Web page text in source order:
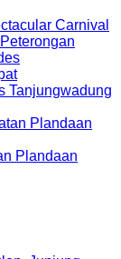
Carnival
Tanjungwadung
Plandaan